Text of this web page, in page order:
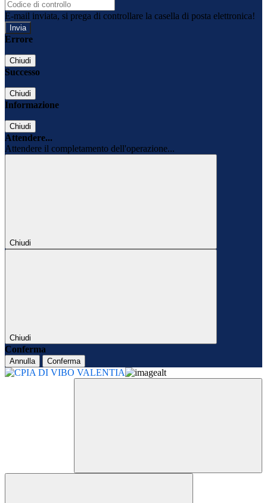
E-mail inviata, si prega di controllare la casella di posta elettronica!
Errore
Chiudi
Successo
Chiudi
Informazione
Chiudi
Attendere...
Attendere il completamento dell'operazione...
Chiudi
Chiudi
Conferma
Annulla Conferma